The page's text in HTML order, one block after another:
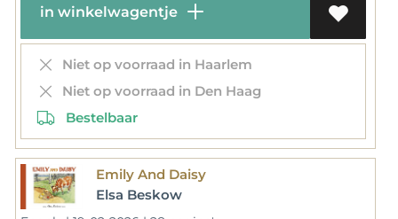
in winkelwagentje
Niet op voorraad in Haarlem
Niet op voorraad in Den Haag
Bestelbaar
Emily And Daisy
Elsa Beskow